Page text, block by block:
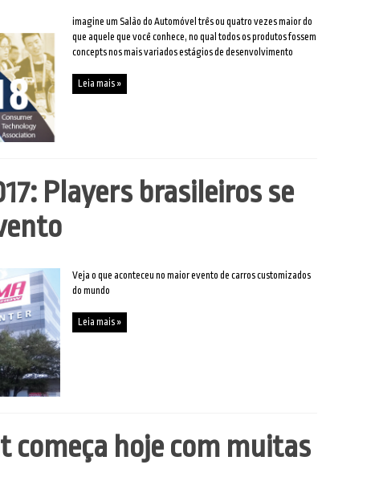
imagine um Salão do Automóvel três ou quatro vezes maior do
que aquele que você conhece, no qual todos os produtos fossem
concepts nos mais variados estágios de desenvolvimento
Leia mais »
Players brasileiros se
Veja o que aconteceu no maior evento de carros customizados
do mundo
Leia mais »
começa hoje com muitas